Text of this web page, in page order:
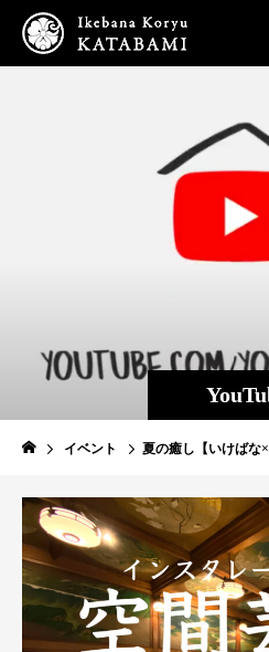
イベント 夏の癒し【いけばな×和のあ